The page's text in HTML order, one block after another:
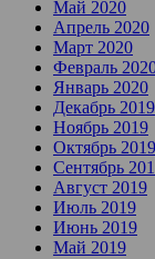
Май 2020
Апрель 2020
Март 2020
Февраль
Январь 2020
Декабрь 2019
Ноябрь 2019
Октябрь 2019
Сентябрь
Август 2019
Июль 2019
Июнь 2019
Май 2019